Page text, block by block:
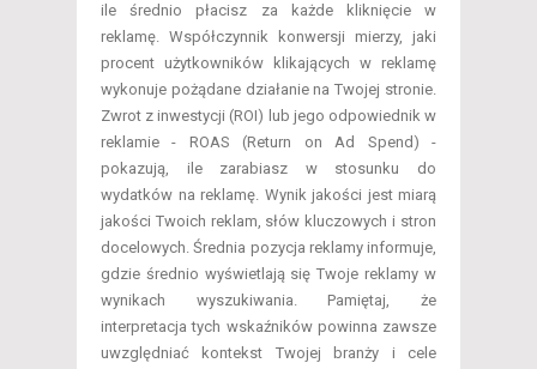
ile średnio płacisz za każde kliknięcie w
reklamę. Współczynnik konwersji mierzy, jaki
procent użytkowników klikających w reklamę
wykonuje pożądane działanie na Twojej stronie.
Zwrot z inwestycji (ROI) lub jego odpowiednik w
reklamie - ROAS (Return on Ad Spend) -
pokazują, ile zarabiasz w stosunku do
wydatków na reklamę. Wynik jakości jest miarą
jakości Twoich reklam, słów kluczowych i stron
docelowych. Średnia pozycja reklamy informuje,
gdzie średnio wyświetlają się Twoje reklamy w
wynikach wyszukiwania. Pamiętaj, że
interpretacja tych wskaźników powinna zawsze
uwzględniać kontekst Twojej branży i cele